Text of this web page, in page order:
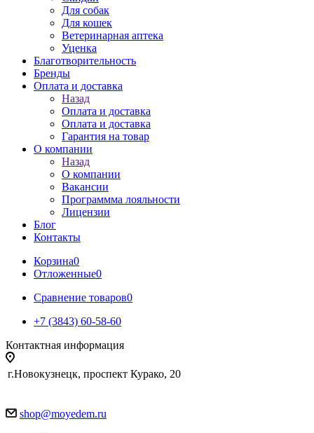
Для собак
Для кошек
Ветеринарная аптека
Уценка
Благотворительность
Бренды
Оплата и доставка
Назад
Оплата и доставка
Оплата и доставка
Гарантия на товар
О компании
Назад
О компании
Вакансии
Программма лояльности
Лицензии
Блог
Контакты
Корзина0
Отложенные0
Сравнение товаров0
+7 (3843) 60-58-60
Контактная информация
г.Новокузнецк, проспект Курако, 20
shop@moyedem.ru